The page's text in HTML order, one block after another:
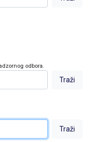
odbora.